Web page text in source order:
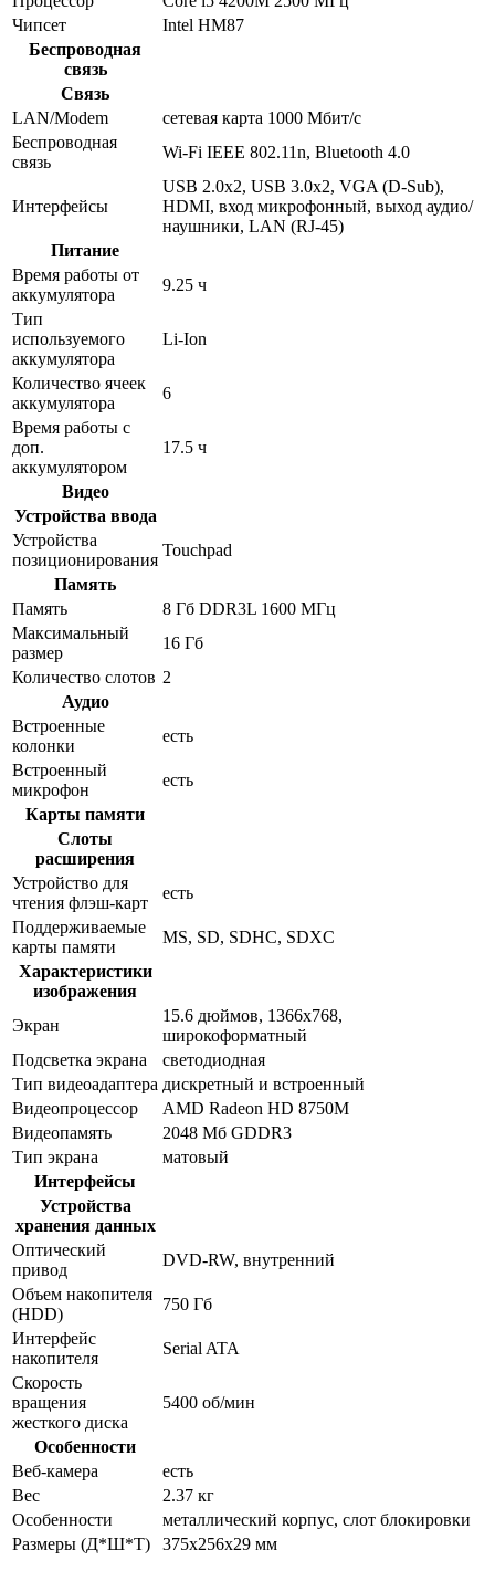
Чипсет
Intel HM87
Беспроводная
связь
Связь
LAN/Modem
сетевая карта 1000 Мбит/c
Беспроводная
связь
Wi-Fi IEEE 802.11n, Bluetooth 4.0
Интерфейсы
USB 2.0x2, USB 3.0x2, VGA (D-Sub),
HDMI, вход микрофонный, выход аудио/
наушники, LAN (RJ-45)
Питание
Время работы от
аккумулятора
9.25 ч
Тип
используемого
аккумулятора
Li-Ion
Количество ячеек
аккумулятора
6
Время работы с
доп.
аккумулятором
17.5 ч
Видео
Устройства ввода
Устройства
позиционирования
Touchpad
Память
Память
8 Гб DDR3L 1600 МГц
Максимальный
размер
16 Гб
Количество слотов 2
Аудио
Встроенные
колонки
есть
Встроенный
микрофон
есть
Карты памяти
Слоты
расширения
Устройство для
чтения флэш-карт
есть
Поддерживаемые
карты памяти
MS, SD, SDHC, SDXC
Характеристики
изображения
Экран
15.6 дюймов, 1366x768,
широкоформатный
Подсветка экрана
светодиодная
Тип видеоадаптера дискретный и встроенный
Видеопроцессор
AMD Radeon HD 8750M
Видеопамять
2048 Мб GDDR3
Тип экрана
матовый
Интерфейсы
Устройства
хранения данных
Оптический
привод
DVD-RW, внутренний
Объем накопителя
(HDD)
750 Гб
Интерфейс
накопителя
Serial ATA
Скорость
вращения
жесткого диска
5400 об/мин
Особенности
Веб-камера
есть
Вес
2.37 кг
Особенности
металлический корпус, слот блокировки
Размеры (Д*Ш*Т)
375x256x29 мм